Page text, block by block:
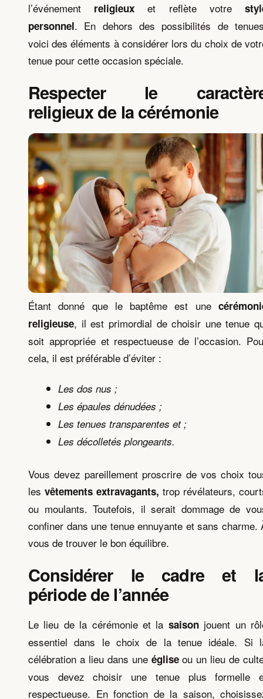
l’événement religieux et reflète votre
personnel. En dehors des possibilités de
voici des éléments à considérer lors du choix de
tenue pour cette occasion spéciale.
Respecter le
religieux de la cérémonie
Étant donné que le baptême est une
religieuse, il est primordial de choisir une tenue
soit appropriée et respectueuse de l’occasion.
cela, il est préférable d’éviter :
Les dos nus ;
Les épaules dénudées ;
Les tenues transparentes et ;
Les décolletés plongeants.
Vous devez pareillement proscrire de vos choix
les vêtements extravagants, trop révélateurs,
ou moulants. Toutefois, il serait dommage de
confiner dans une tenue ennuyante et sans charme.
vous de trouver le bon équilibre.
Considérer le cadre et
période de l’année
Le lieu de la cérémonie et la saisonjouent un
essentiel dans le choix de la tenue idéale. Si
célébration a lieu dans une égliseou un lieu de
vous devez choisir une tenue plus formelle
respectueuse. En fonction de la saison,